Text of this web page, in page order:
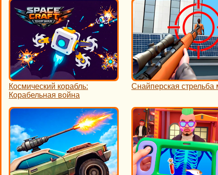
Космический корабль:
Корабельная война
Снайперская